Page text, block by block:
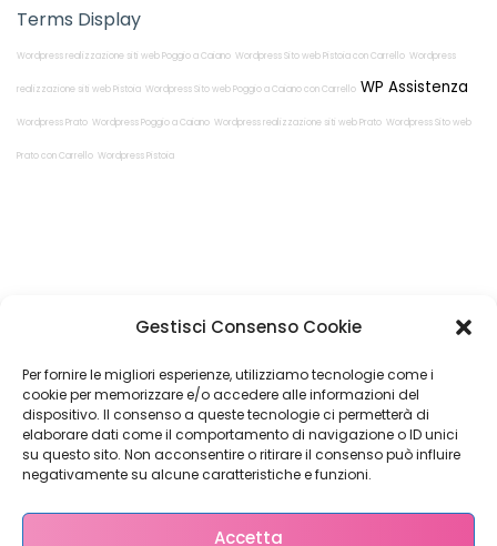
Gestisci Consenso Cookie
Per fornire le migliori esperienze, utilizziamo tecnologie come i
cookie per memorizzare e/o accedere alle informazioni del
dispositivo. Il consenso a queste tecnologie ci permetterà di
elaborare dati come il comportamento di navigazione o ID unici
su questo sito. Non acconsentire o ritirare il consenso può influire
negativamente su alcune caratteristiche e funzioni.
Accetta
Terms Display
Wordpress realizzazione siti web Poggio a Caiano Wordpress Sito web Pistoia con Carrello Wordpress
realizzazione siti web Pistoia Wordpress Sito web Poggio a Caiano con Carrello WP Assistenza
Wordpress Prato Wordpress Poggio a Caiano Wordpress realizzazione siti web Prato Wordpress Sito web
Prato con Carrello Wordpress Pistoia
Restiamo in
contatto!
Come possiamo Aiutarti?